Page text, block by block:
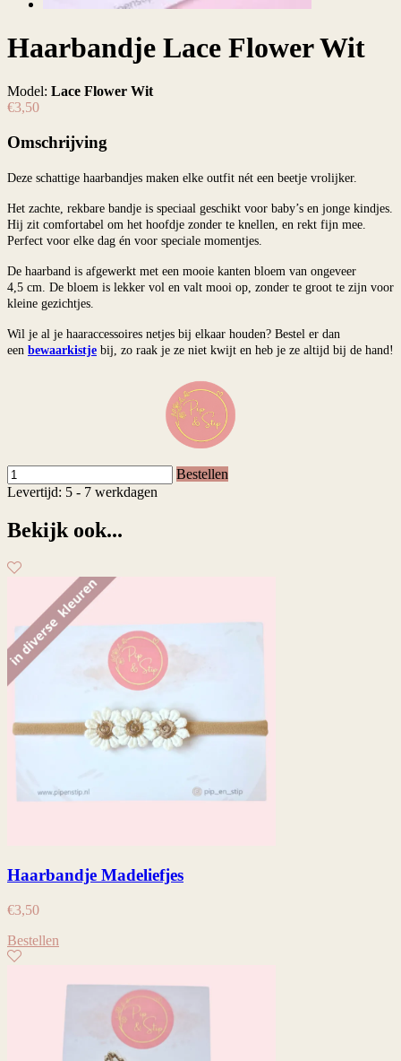
Haarbandje Lace Flower Wit
Model: Lace Flower Wit
€3,50
Omschrijving
Deze schattige haarbandjes maken elke outfit nét een beetje vrolijker.
Het zachte, rekbare bandje is speciaal geschikt voor baby’s en jonge kindjes.
Hij zit comfortabel om het hoofdje zonder te knellen, en rekt fijn mee.
Perfect voor elke dag én voor speciale momentjes.
De haarband is afgewerkt met een mooie kanten bloem van ongeveer
4,5 cm. De bloem is lekker vol en valt mooi op, zonder te groot te zijn voor
kleine gezichtjes.
Wil je al je haaraccessoires netjes bij elkaar houden? Bestel er dan
een bewaarkistje bij, zo raak je ze niet kwijt en heb je ze altijd bij de hand!
Bestellen
Levertijd: 5 - 7 werkdagen
Bekijk ook...
Haarbandje Madeliefjes
€3,50
Bestellen